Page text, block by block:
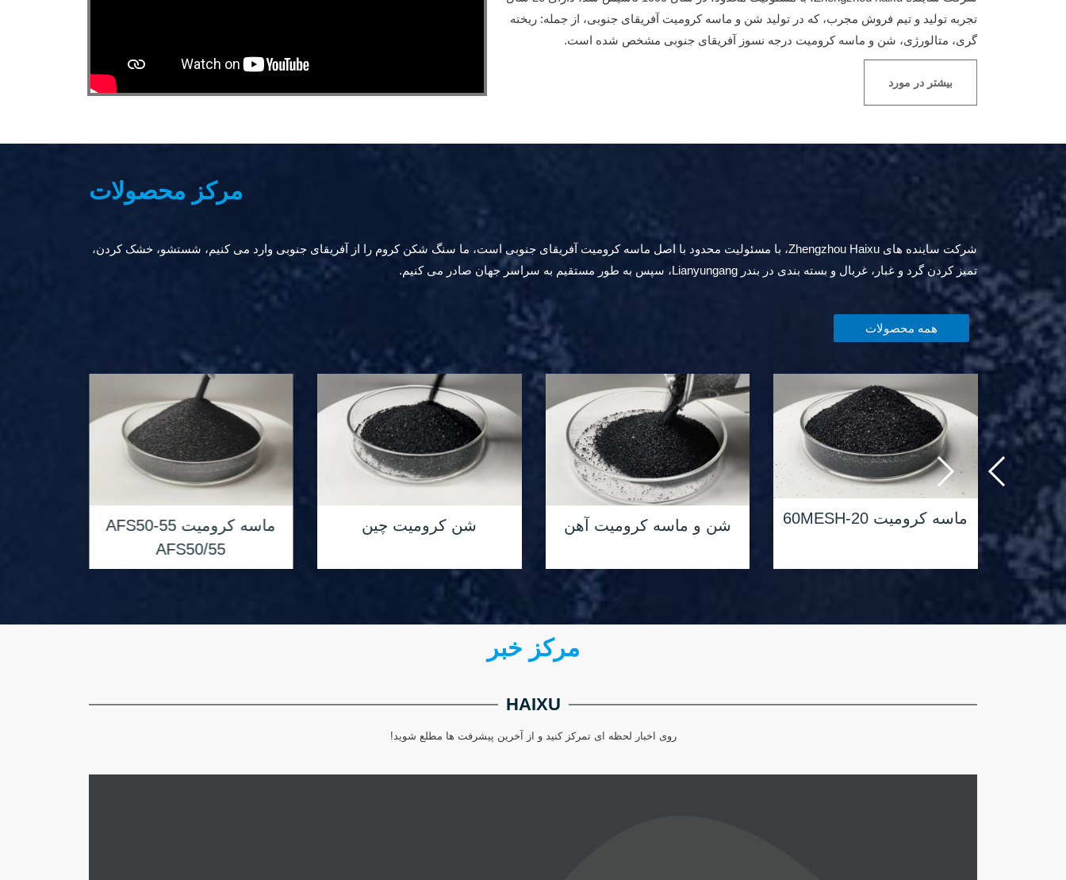
تجربه تولید و تیم فروش مجرب، که در تولید شن و ماسه کرومیت آفریقای جنوبی، از جمله: ریخته
گری، متالورژی، شن و ماسه کرومیت درجه نسوز آفریقای جنوبی مشخص شده است.
بیشتر در مورد
مرکز محصولات
شرکت ساینده های Zhengzhou Haixu، با مسئولیت محدود با اصل ماسه کرومیت آفریقای جنوبی است، ما سنگ شکن کروم را از آفریقای جنوبی وارد می کنیم، شستشو، خشک کردن،
تمیز کردن گرد و غبار، غربال و بسته بندی در بندر Lianyungang، سپس به طور مستقیم به سراسر جهان صادر می کنیم.
همه محصولات
ماسه کرومیت 50- ماسه کرومیت 20-60MESH شن و ماسه کرومیت آهن شن کرومیت چین
ماسه کرومیت AFS50-55
AFS50/55
مرکز خبر
HAIXU
روی اخبار لحظه ای تمرکز کنید و از آخرین پیشرفت ها مطلع شوید!